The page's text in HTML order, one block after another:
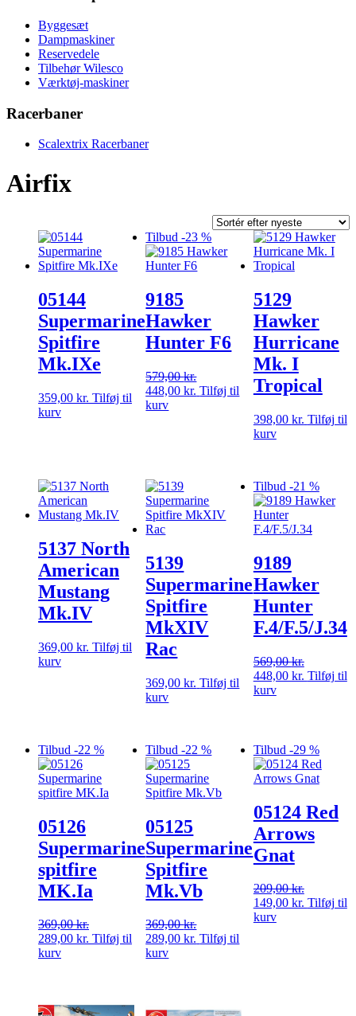
Byggesæt
Dampmaskiner
Reservedele
Tilbehør Wilesco
Værktøj-maskiner
Racerbaner
Scalextrix Racerbaner
Airfix
05144
Supermarine
Spitfire
Mk.IXe
359,00 kr. Tilføj til
kurv
Tilbud -23 %
9185
Hawker
Hunter F6
579,00kr.
Den
oprindelige
448,00kr. Den
Tilføj til
kurv
5129
Hawker
Hurricane
Mk. I
Tropical
398,00 kr. Tilføj til
kurv
5137 North
American
Mustang
Mk.IV
369,00 kr. Tilføj til
kurv
5139
Supermarine
Spitfire
MkXIV
Rac
369,00kr. Tilføj til
kurv
Tilbud -21 %
9189
Hawker
Hunter
F.4/F.5/J.34
569,00kr.
Den
oprindelige
448,00 kr. Den
Tilføj til
kurv
Tilbud -22 %
05126
Supermarine
spitfire
MK.Ia
369,00kr.
Den
oprindelige
289,00 kr. Den
Tilføj til
kurv
Tilbud -22 %
05125
Supermarine
Spitfire
Mk.Vb
369,00kr.
Den
oprindelige
289,00kr. Den
Tilføj til
kurv
Tilbud -29 %
05124 Red
Arrows
Gnat
209,00kr.
Den
oprindelige
149,00 kr.Den
Tilføj til
kurv